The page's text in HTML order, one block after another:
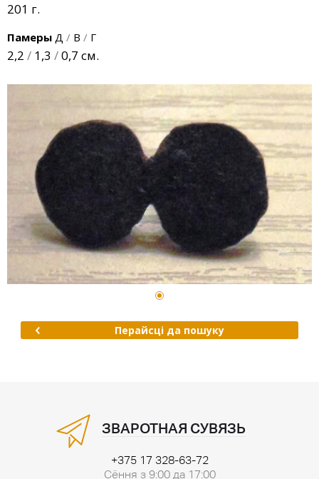
201 г.
Памеры Д / В / Г
2,2 / 1,3 /0,7 см.
Перайсці да пошуку
ЗВАРОТНАЯ СУВЯЗЬ
+375 17 328-63-72
Сёння з 9:00 да 17:00